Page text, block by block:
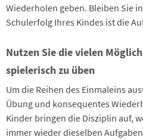
Wiederholen geben. Bleiben Sie
Schulerfolg Ihres Kindes ist die
Nutzen Sie die vielen
spielerisch zu üben
Um die Reihen des Einmaleins
Übung und konsequentes
Kinder bringen die Disziplin auf,
immer wieder dieselben